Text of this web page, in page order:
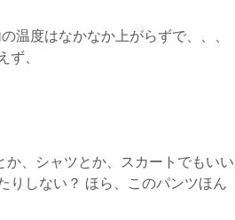
温度はなかなか上がらずで、、、
ず、
、シャツとか、スカートでもいい
りしない？ ほら、このパンツほん